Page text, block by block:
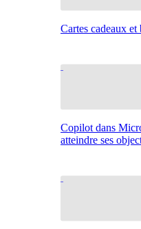
Cartes cadeaux
Copilot dans
atteindre ses